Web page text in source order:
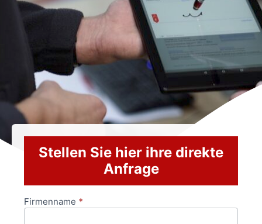
Stellen Sie hier ihre direkte
Anfrage
Anfrageformular
Firmenname *